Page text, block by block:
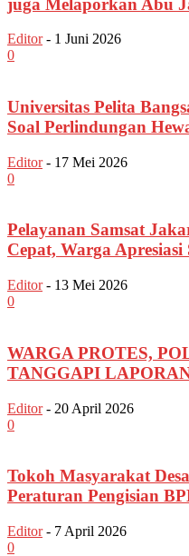
Editor - 1 Juni 2026
0
Universitas Pelita
Soal Perlindungan
Editor - 17 Mei 2026
0
Pelayanan Samsat
Cepat, Warga Apresiasi
Editor - 13 Mei 2026
0
WARGA PROTES,
TANGGAPI
Editor - 20 April 2026
0
Tokoh Masyarakat
Peraturan Pengisian
Editor - 7 April 2026
0